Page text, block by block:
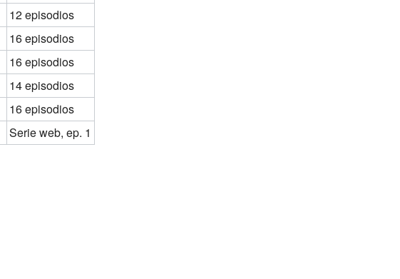
12 episodios
16 episodios
16 episodios
14 episodios
16 episodios
Serie web, ep. 1